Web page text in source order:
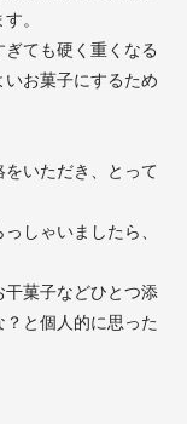
。
ても硬く重くなる
お菓子にするため
いただき、とって
しゃいましたら、
菓子などひとつ添
と個人的に思った